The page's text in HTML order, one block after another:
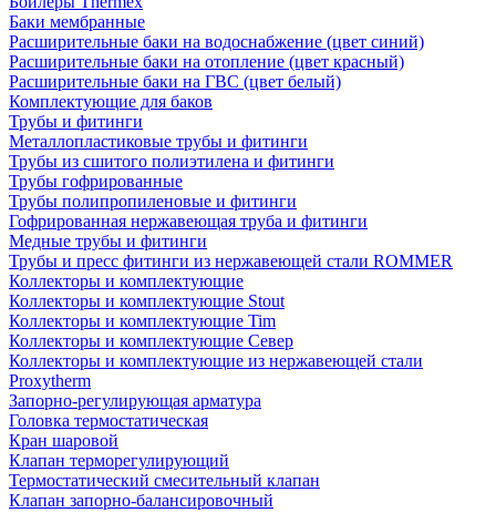
Баки мембранные
Расширительные баки на водоснабжение (цвет синий)
Расширительные баки на отопление (цвет красный)
Расширительные баки на ГВС (цвет белый)
Комплектующие для баков
Трубы и фитинги
Металлопластиковые трубы и фитинги
Трубы из сшитого полиэтилена и фитинги
Трубы гофрированные
Трубы полипропиленовые и фитинги
Гофрированная нержавеющая труба и фитинги
Медные трубы и фитинги
Трубы и пресс фитинги из нержавеющей стали ROMMER
Коллекторы и комплектующие
Коллекторы и комплектующие Stout
Коллекторы и комплектующие Tim
Коллекторы и комплектующие Север
Коллекторы и комплектующие из нержавеющей стали
Proxytherm
Запорно-регулирующая арматура
Головка термостатическая
Кран шаровой
Клапан терморегулирующий
Термостатический смесительный клапан
Клапан запорно-балансировочный